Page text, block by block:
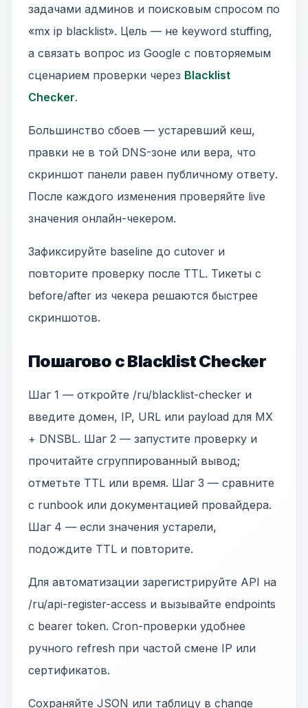
задачами админов и поисковым спросом по
«mx ip blacklist». Цель — не keyword stuffing,
а связать вопрос из Google с повторяемым
сценарием проверки через Blacklist
Checker.
Большинство сбоев — устаревший кеш,
правки не в той DNS-зоне или вера, что
скриншот панели равен публичному ответу.
После каждого изменения проверяйте live
значения онлайн-чекером.
Зафиксируйте baseline до cutover и
повторите проверку после TTL. Тикеты с
before/after из чекера решаются быстрее
скриншотов.
Пошагово с Blacklist Checker
Шаг 1 — откройте /ru/blacklist-checker и
введите домен, IP, URL или payload для MX
+ DNSBL. Шаг 2 — запустите проверку и
прочитайте сгруппированный вывод;
отметьте TTL или время. Шаг 3 — сравните
с runbook или документацией провайдера.
Шаг 4 — если значения устарели,
подождите TTL и повторите.
Для автоматизации зарегистрируйте API на
/ru/api-register-access и вызывайте endpoints
с bearer token. Cron-проверки удобнее
ручного refresh при частой смене IP или
сертификатов.
Сохраняйте JSON или таблицу в change